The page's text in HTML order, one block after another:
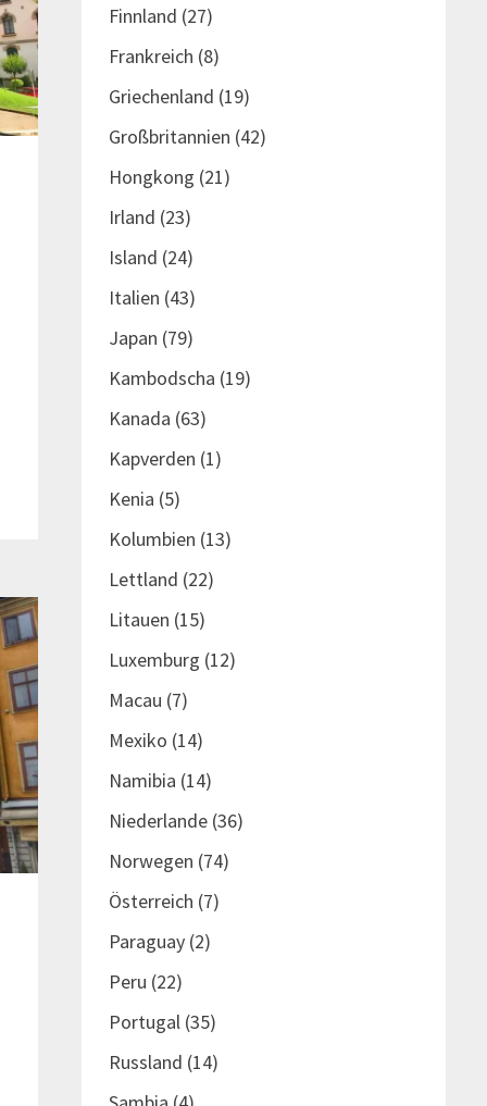
Finnland (27)
Frankreich (8)
Griechenland (19)
Großbritannien (42)
Hongkong (21)
Irland (23)
Island (24)
Italien (43)
Japan (79)
Kambodscha (19)
Kanada (63)
Kapverden (1)
Kenia (5)
Kolumbien (13)
Lettland (22)
Litauen (15)
Luxemburg (12)
Macau (7)
Mexiko (14)
Namibia (14)
Niederlande(36)
Norwegen (74)
Österreich (7)
Paraguay(2)
Peru (22)
Portugal(35)
Russland (14)